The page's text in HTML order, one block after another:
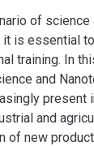
of
is essential
training. In
and
and
of new